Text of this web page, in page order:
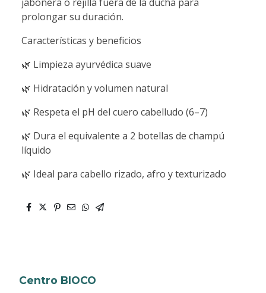
prolongar su duración.
Características y beneficios
🌿 Limpieza ayurvédica suave
🌿 Hidratación y volumen natural
🌿 Respeta el pH del cuero cabelludo (6–7)
🌿 Dura el equivalente a 2 botellas de champú
líquido
🌿 Ideal para cabello rizado, afro y texturizado
Centro BIOCO